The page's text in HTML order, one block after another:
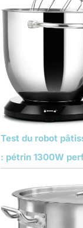
Test du robot
: pétrin 1300W